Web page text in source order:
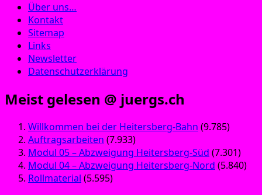
Über uns…
Kontakt
Sitemap
Links
Newsletter
Datenschutzerklärung
Meist gelesen @ juergs.ch
Willkommen bei der Heitersberg-Bahn (9.785)
Auftragsarbeiten (7.933)
Modul 05 – Abzweigung Heitersberg-Süd (7.301)
Modul 04 – Abzweigung Heitersberg-Nord (5.840)
Rollmaterial (5.595)